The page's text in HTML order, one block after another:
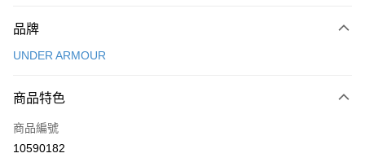
台灣樂天信用卡公司
【關於「AFTEE先享後付」】
便利好安心！
３．安心：先確認商品／服務後，再付款。
【「AFTEE先享後付」結帳流程】
１．於結帳方式選擇「AFTEE先享後付」後，將跳轉至「AFTEE先享後付」
運送方式
每筆NT$100，滿NT$1,500(含以上)免運費
宅配
每筆NT$100，滿NT$1,500(含以上)免運費
品牌
UNDER ARMOUR
商品特色
商品編號
10590182